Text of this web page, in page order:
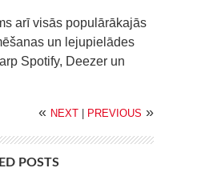
arī visās populārākajās
un lejupielādes
Spotify, Deezer un
« NEXT | PREVIOUS »
POSTS